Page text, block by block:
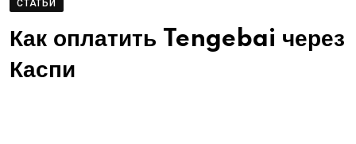
СТАТЬИ
Как оплатить Tengebai через
Каспи